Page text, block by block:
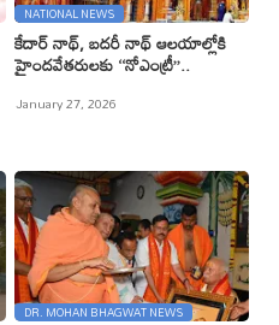
NATIONAL NEWS
కేదార్ నాథ్, బదరీ నాథ్ ఆలయాల్లోకి
హైందవేతరులకు ‘‘నోఎంట్రీ’’..
January 27, 2026
DR. MOHAN BHAGWAT NEWS